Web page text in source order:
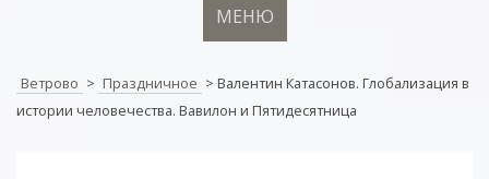
МЕНЮ
Ветрово > Праздничное > Валентин Катасонов. Глобализация в
истории человечества. Вавилон и Пятидесятница